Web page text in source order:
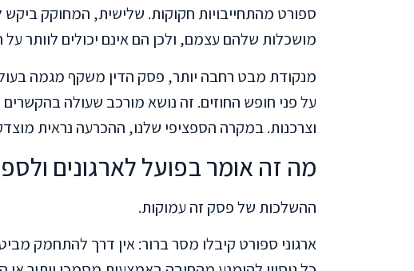
ספורט מהתחייבויות חקוקות. שלישית, המחוקק
מושכלות שלהם עצמם, ולכן הם אינם יכולים לוותר
מנקודת מבט רחבה יותר, פסק הדין משקף מגמה
על פני חופש החוזים. זה נושא מורכב שעולה בהקשרים
וצרכנות. במקרה הספציפי שלנו, ההכרעה נראית
מה זה אומר בפועל לארגונים
ההשלכות של פסק זה עמוקות.
ארגוני ספורט קיבלו מסר ברור: אין דרך להתחמק